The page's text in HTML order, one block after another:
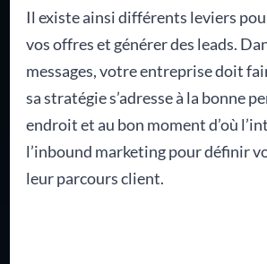
Il existe ainsi différents leviers
vos offres et générer des leads.
messages, votre entreprise doit
sa stratégie s’adresse à la bonne
endroit et au bon moment d’où
l’inbound marketing pour définir
leur parcours client.